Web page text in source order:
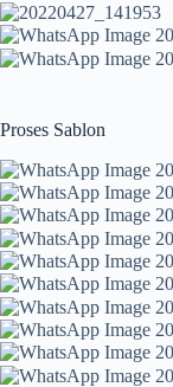
Proses Sablon